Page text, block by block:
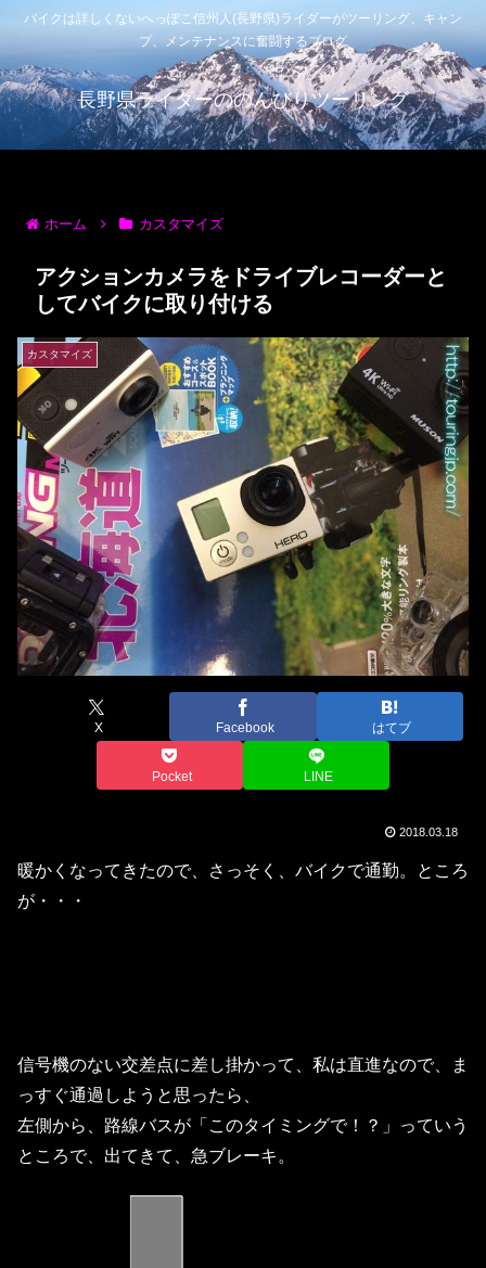
バイクは詳しくないへっぽこ信州人(長野県)ライダーがツーリング、キャン
プ、メンテナンスに奮闘するブログ
長野県ライダーののんびりツーリング
ホーム カスタマイズ
アクションカメラをドライブレコーダーと
してバイクに取り付ける
カスタマイズ
X Facebook はてブ
Pocket LINE
2018.03.18
暖かくなってきたので、さっそく、バイクで通勤。ところ
が・・・
信号機のない交差点に差し掛かって、私は直進なので、ま
っすぐ通過しようと思ったら、
左側から、路線バスが「このタイミングで！？」っていう
ところで、出てきて、急ブレーキ。